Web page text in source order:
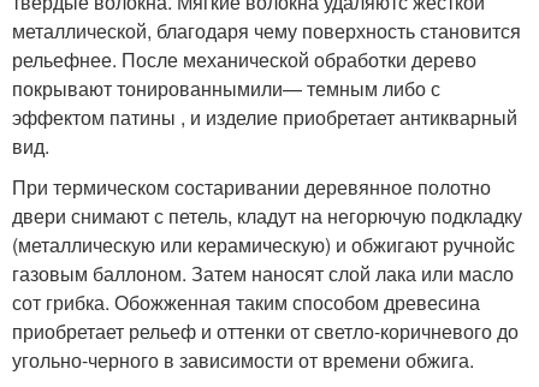
металлической, благодаря чему поверхность становится
рельефнее. После механической обработки дерево
покрывают тонированнымили— темным либо с
эффектом патины , и изделие приобретает антикварный
вид.
При термическом состаривании деревянное полотно
двери снимают с петель, кладут на негорючую подкладку
(металлическую или керамическую) и обжигают ручнойс
газовым баллоном. Затем наносят слой лака или масло
сот грибка. Обожженная таким способом древесина
приобретает рельеф и оттенки от светло-коричневого до
угольно-черного в зависимости от времени обжига.